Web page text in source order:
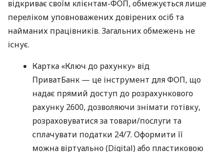
відкриває своїм клієнтам-ФОП, обмежується лише
переліком уповноважених довірених осіб та
найманих працівників. Загальних обмежень не
існує.
Картка «Ключ до рахунку» від
ПриватБанк — це інструмент для ФОП, що
надає прямий доступ до розрахункового
рахунку 2600, дозволяючи знімати готівку,
розраховуватися за товари/послуги та
сплачувати податки 24/7. Оформити її
можна віртуально (Digital) або пластиковою